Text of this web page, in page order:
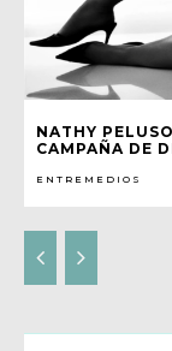
NATHY
CAMPAÑA DE
ENTREMEDIOS